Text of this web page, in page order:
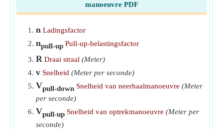
manoeuvre PDF
n Ladingsfactor
npull-up Pull-up-belastingsfactor
R Draai straal (Meter)
v Snelheid (Meter per seconde)
Vpull-down Snelheid van neerhaalmanoeuvre (Meter
per seconde)
Vpull-up Snelheid van optrekmanoeuvre (Meter per
seconde)